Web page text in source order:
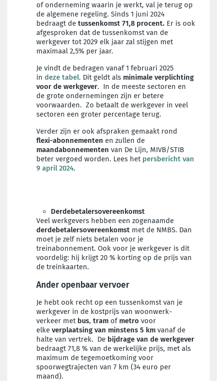
of onderneming waarin je werkt, val je terug op
de algemene regeling. Sinds 1 juni 2024
bedraagt de tussenkomst 71,8 procent. Er is ook
afgesproken dat de tussenkomst van de
werkgever tot 2029 elk jaar zal stijgen met
maximaal 2,5% per jaar.
Je vindt de bedragen vanaf 1 februari 2025
in deze tabel. Dit geldt als minimale verplichting
voor de werkgever. In de meeste sectoren en
de grote ondernemingen zijn er betere
voorwaarden. Zo betaalt de werkgever in veel
sectoren een groter percentage terug.
Verder zijn er ook afspraken gemaakt rond
flexi-abonnementen en zullen de
maandabonnementen van De Lijn, MIVB/STIB
beter vergoed worden. Lees het persbericht van
9 april 2024.
Derdebetalersovereenkomst
Veel werkgevers hebben een zogenaamde
derdebetalersovereenkomst met de NMBS. Dan
moet je zelf niets betalen voor je
treinabonnement. Ook voor je werkgever is dit
voordelig: hij krijgt 20 % korting op de prijs van
de treinkaarten.
Ander openbaar vervoer
Je hebt ook recht op een tussenkomst van je
werkgever in de kostprijs van woonwerk-
verkeer met bus, tram of metro voor
elke verplaatsing van minstens 5 km vanaf de
halte van vertrek. De bijdrage van de werkgever
bedraagt 71,8 % van de werkelijke prijs, met als
maximum de tegemoetkoming voor
spoorwegtrajecten van 7 km (34 euro per
maand).